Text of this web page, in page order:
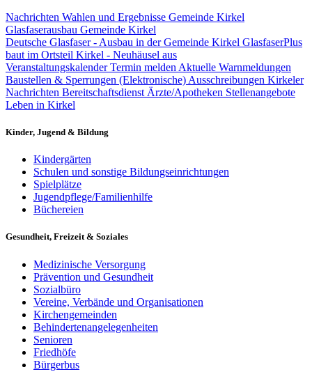
Nachrichten Wahlen und Ergebnisse Gemeinde Kirkel
Glasfaserausbau Gemeinde Kirkel
Deutsche Glasfaser - Ausbau in der Gemeinde Kirkel GlasfaserPlus
baut im Ortsteil Kirkel - Neuhäusel aus
VeranstaltungskalenderTermin melden Aktuelle Warnmeldungen
Baustellen & Sperrungen (Elektronische) Ausschreibungen Kirkeler
Nachrichten Bereitschaftsdienst Ärzte/Apotheken Stellenangebote
Leben in Kirkel
Kinder, Jugend & Bildung
Kindergärten
Schulen und sonstige Bildungseinrichtungen
Spielplätze
Jugendpflege/Familienhilfe
Büchereien
Gesundheit, Freizeit & Soziales
Medizinische Versorgung
Prävention und Gesundheit
Sozialbüro
Vereine, Verbände und Organisationen
Kirchengemeinden
Behindertenangelegenheiten
Senioren
Friedhöfe
Bürgerbus